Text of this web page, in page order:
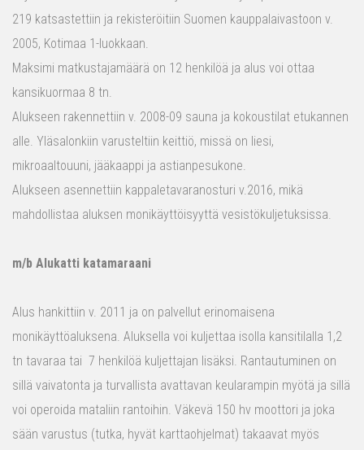
219 katsastettiin ja rekisteröitiin Suomen kauppalaivastoon v.
2005, Kotimaa 1-luokkaan.
Maksimi matkustajamäärä on 12 henkilöä ja alus voi ottaa
kansikuormaa 8 tn.
Alukseen rakennettiin v. 2008-09 sauna ja kokoustilat etukannen
alle. Yläsalonkiin varusteltiin keittiö, missä on liesi,
mikroaaltouuni, jääkaappi ja astianpesukone.
Alukseen asennettiin kappaletavaranosturi v.2016, mikä
mahdollistaa aluksen monikäyttöisyyttä vesistökuljetuksissa.
m/b Alukatti katamaraani
Alus hankittiin v. 2011 ja on palvellut erinomaisena
monikäyttöaluksena. Aluksella voi kuljettaa isolla kansitilalla 1,2
tn tavaraa tai 7 henkilöä kuljettajan lisäksi. Rantautuminen on
sillä vaivatonta ja turvallista avattavan keularampin myötä ja sillä
voi operoida mataliin rantoihin. Väkevä 150 hv moottori ja joka
sään varustus (tutka, hyvät karttaohjelmat) takaavat myös